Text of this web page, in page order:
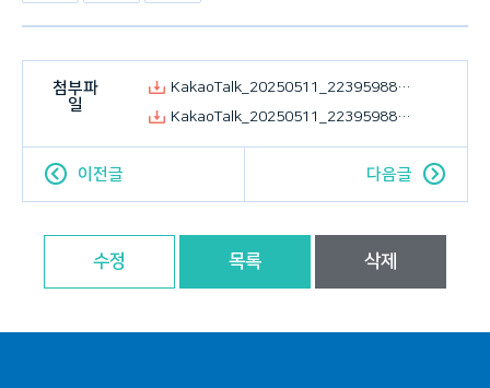
첨부파
일
KakaoTalk_20250511_223959883_01.jpg
KakaoTalk_20250511_223959883_06.jpg
이전글 다음글
수정 목록 삭제